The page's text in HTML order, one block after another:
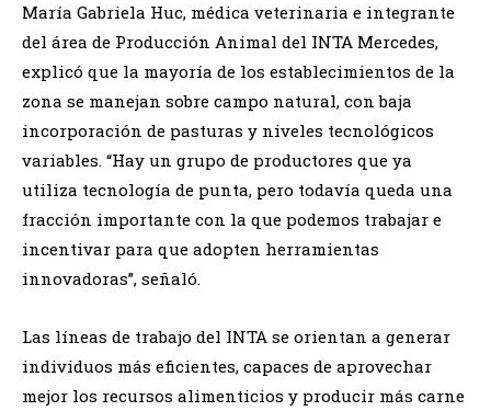
María Gabriela Huc, médica veterinaria e integrante
del área de Producción Animal del INTA Mercedes,
explicó que la mayoría de los establecimientos de la
zona se manejan sobre campo natural, con baja
incorporación de pasturas y niveles tecnológicos
variables. “Hay un grupo de productores que ya
utiliza tecnología de punta, pero todavía queda una
fracción importante con la que podemos trabajar e
incentivar para que adopten herramientas
innovadoras”, señaló.
Las líneas de trabajo del INTA se orientan a generar
individuos más eficientes, capaces de aprovechar
mejor los recursos alimenticios y producir más carne